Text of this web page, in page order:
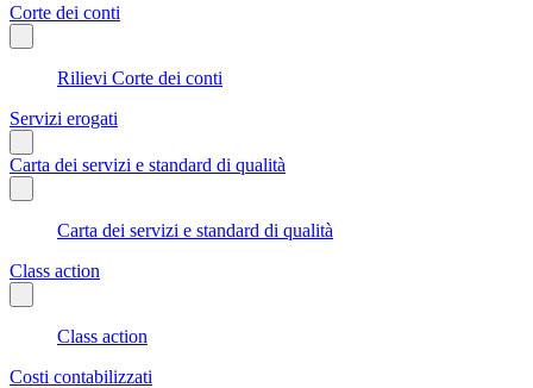
Corte dei conti
Rilievi Corte dei conti
Servizi erogati
Carta dei servizi e standard di qualità
Carta dei servizi e standard di qualità
Class action
Class action
Costi contabilizzati